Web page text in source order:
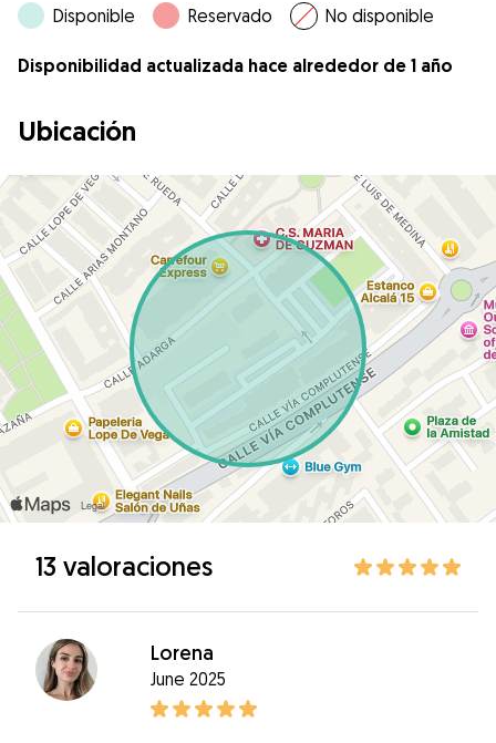
Disponible Reservado No disponible
Disponibilidad actualizada hace alrededor de 1 año
Ubicación
13 valoraciones
Lorena
June 2025